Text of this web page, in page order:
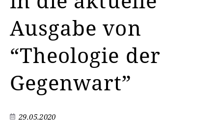
Ausgabe von
“Theologie der
Gegenwart”
29.05.2020